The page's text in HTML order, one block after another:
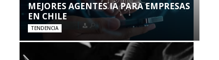
MEJORES AGENTES IA PARA EMPRESAS
EN CHILE
TENDENCIA